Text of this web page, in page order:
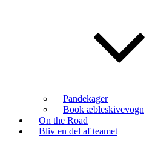
Pandekager
Book æbleskivevogn
On the Road
Bliv en del af teamet